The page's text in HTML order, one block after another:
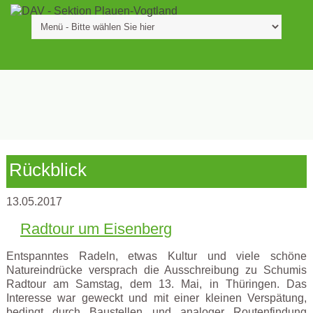
Rückblick
13.05.2017
Radtour um Eisenberg
Entspanntes Radeln, etwas Kultur und viele schöne
Natureindrücke versprach die Ausschreibung zu Schumis
Radtour am Samstag, dem 13. Mai, in Thüringen. Das
Interesse war geweckt und mit einer kleinen Verspätung,